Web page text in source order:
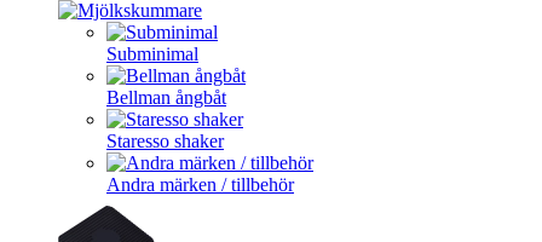
Subminimal
Bellman ångbåt
Staresso shaker
Andra märken / tillbehör